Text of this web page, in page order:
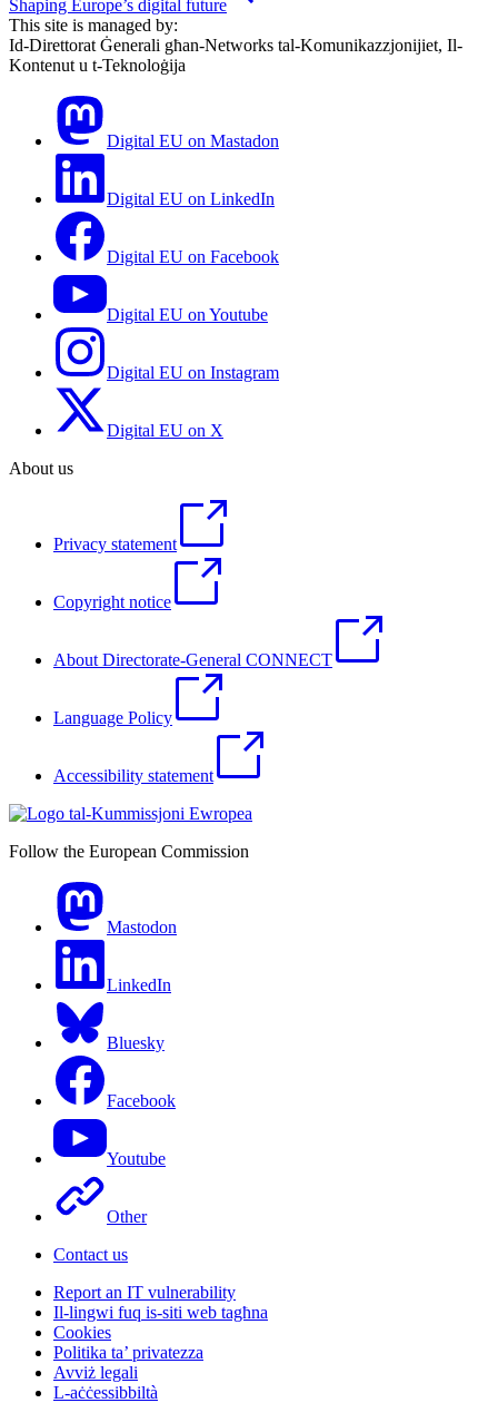
Shaping Europe’s digital future
This site is managed by:
Id-Direttorat Ġenerali għan-Networks tal-Komunikazzjonijiet, Il-
Kontenut u t-Teknoloġija
Digital EU on Mastadon
Digital EU on LinkedIn
Digital EU on Facebook
Digital EU on Youtube
Digital EU on Instagram
Digital EU on X
About us
Privacy statement
Copyright notice
About Directorate-General CONNECT
Language Policy
Accessibility statement
Follow the European Commission
Mastodon
LinkedIn
Bluesky
Facebook
Youtube
Other
Contact us
Report an IT vulnerability
Il-lingwi fuq is-siti web tagħna
Cookies
Politika ta’ privatezza
Avviż legali
L-aċċessibbiltà